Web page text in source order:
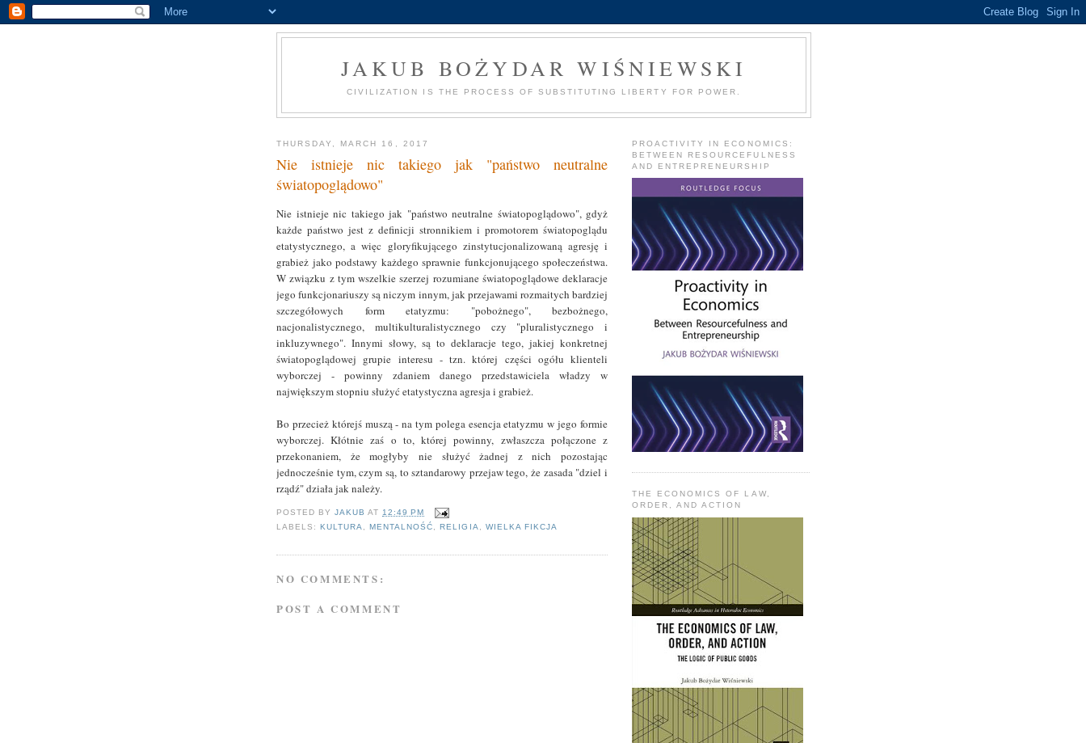
JAKUB BOŻYDAR WIŚNIEWSKI
CIVILIZATION IS THE PROCESS OF SUBSTITUTING LIBERTY FOR POWER.
THURSDAY, MARCH 16, 2017
Nie istnieje nic takiego jak "państwo neutralne
światopoglądowo"
Nie istnieje nic takiego jak "państwo neutralne światopoglądowo", gdyż
każde państwo jest z definicji stronnikiem i promotorem światopoglądu
etatystycznego, a więc gloryfikującego zinstytucjonalizowaną agresję i
grabież jako podstawy każdego sprawnie funkcjonującego społeczeństwa.
W związku z tym wszelkie szerzej rozumiane światopoglądowe deklaracje
jego funkcjonariuszy są niczym innym, jak przejawami rozmaitych bardziej
szczegółowych form etatyzmu: "pobożnego", bezbożnego,
nacjonalistycznego, multikulturalistycznego czy "pluralistycznego i
inkluzywnego". Innymi słowy, są to deklaracje tego, jakiej konkretnej
światopoglądowej grupie interesu - tzn. której części ogółu klienteli
wyborczej - powinny zdaniem danego przedstawiciela władzy w
największym stopniu służyć etatystyczna agresja i grabież.
Bo przecież którejś muszą - na tym polega esencja etatyzmu w jego formie
wyborczej. Kłótnie zaś o to, której powinny, zwłaszcza połączone z
przekonaniem, że mogłyby nie służyć żadnej z nich pozostając
jednocześnie tym, czym są, to sztandarowy przejaw tego, że zasada "dziel i
rządź" działa jak należy.
POSTED BYJAKUB AT12:49 PM
LABELS:KULTURA ,MENTALNOŚĆ ,RELIGIA WIELKA FIKCJA
NO COMMENTS:
POST A COMMENT
PROACTIVITY IN ECONOMICS:
BETWEEN RESOURCEFULNESS
AND ENTREPRENEURSHIP
THE ECONOMICS OF LAW,
ORDER, AND ACTION